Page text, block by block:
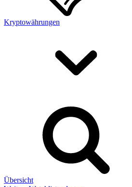
Kryptowährungen
Übersicht